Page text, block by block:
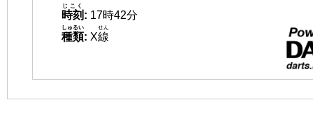
時刻
じこく
: 17時42分
種類
しゅるい
: X線
せん